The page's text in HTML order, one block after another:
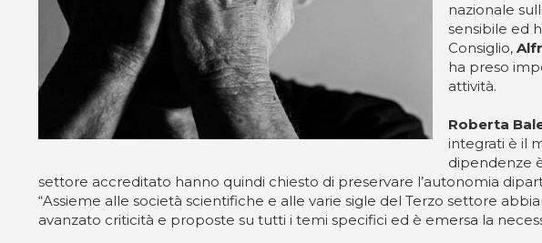
nazionale
sensibile ed
Consiglio,
ha preso
attività.
Roberta
integrati è il
dipendenze
settore accreditato hanno quindi chiesto di preservare l’autonomia
“Assieme alle società scientifiche e alle varie sigle del Terzo settore
avanzato criticità e proposte su tutti i temi specifici ed è emersa la